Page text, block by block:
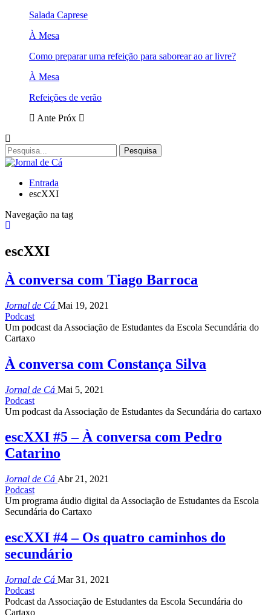
Salada Caprese
À Mesa
Como preparar uma refeição para saborear ao ar livre?
À Mesa
Refeições de verão
Ante Próx
Entrada
escXXI
Navegação na tag
escXXI
À conversa com Tiago Barroca
Jornal de Cá Mai 19, 2021
Podcast
Um podcast da Associação de Estudantes da Escola Secundária do
Cartaxo
À conversa com Constança Silva
Jornal de Cá Mai 5, 2021
Podcast
Um podcast da Associação de Estudantes da Secundária do cartaxo
escXXI #5 – À conversa com Pedro
Catarino
Jornal de Cá Abr 21, 2021
Podcast
Um programa áudio digital da Associação de Estudantes da Escola
Secundária do Cartaxo
escXXI #4 – Os quatro caminhos do
secundário
Jornal de Cá Mar 31, 2021
Podcast
Podcast da Associação de Estudantes da Escola Secundária do
Cartaxo